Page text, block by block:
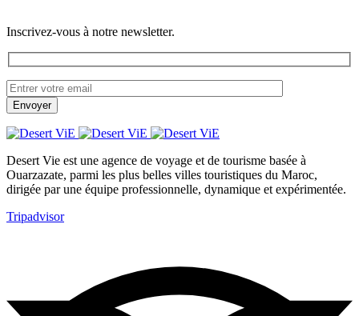
Inscrivez-vous à notre newsletter.
Desert Vie est une agence de voyage et de tourisme basée à
Ouarzazate, parmi les plus belles villes touristiques du Maroc,
dirigée par une équipe professionnelle, dynamique et expérimentée.
Tripadvisor